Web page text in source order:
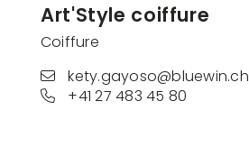
Art'Style coiffure
Coiffure
kety.gayoso@bluewin.ch
+41 27 483 45 80